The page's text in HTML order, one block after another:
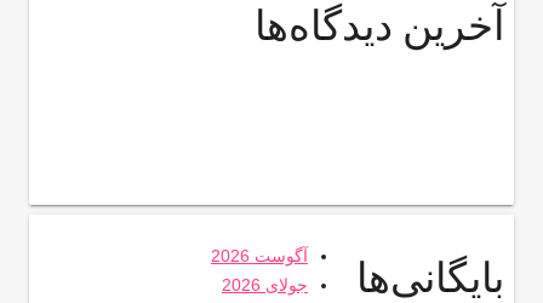
آخرین دیدگاه‌ها
بایگانی‌ها
آگوست 2026
جولای 2026